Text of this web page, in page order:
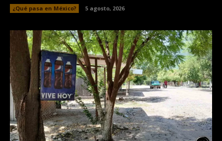
¿Qué pasa en México? 5 agosto, 2026